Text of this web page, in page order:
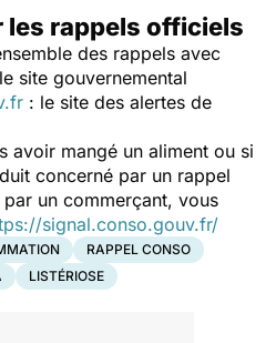
les rappels officiels
des rappels avec
site gouvernemental
: le site des alertes de
avoir mangé un aliment ou si
concerné par un rappel
un commerçant, vous
signal.conso.gouv.fr/
RAPPEL CONSO
LISTÉRIOSE